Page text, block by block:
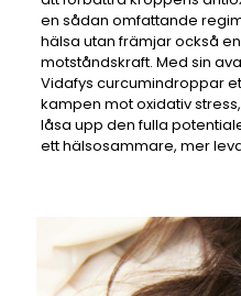
en sådan omfattande
hälsa utan främjar också
motståndskraft. Med sin
Vidafys curcumindroppar
kampen mot oxidativ
låsa upp den fulla
ett hälsosammare, mer